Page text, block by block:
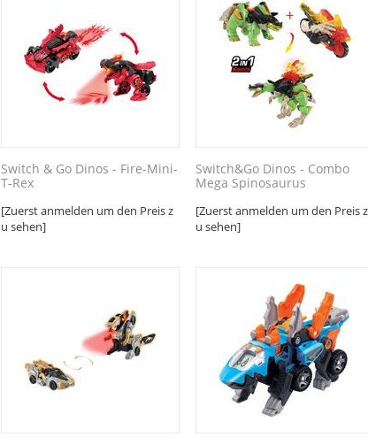
Switch & Go Dinos - Fire-Mini-
T-Rex
[Zuerst anmelden um den Preis z
u sehen]
Switch&Go Dinos - Combo
Mega Spinosaurus
[Zuerst anmelden um den Preis z
u sehen]